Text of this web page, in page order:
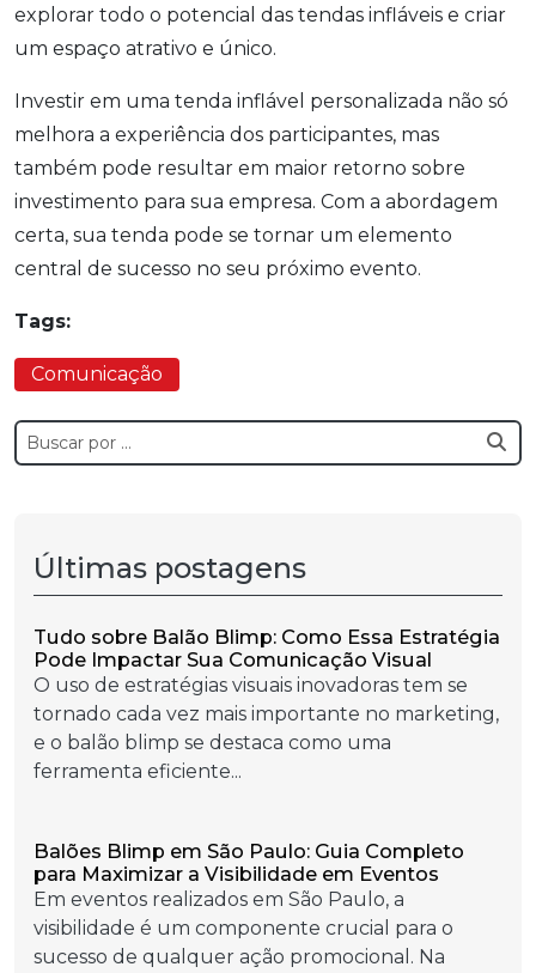
explorar todo o potencial das tendas infláveis e criar
um espaço atrativo e único.
Investir em uma tenda inflável personalizada não só
melhora a experiência dos participantes, mas
também pode resultar em maior retorno sobre
investimento para sua empresa. Com a abordagem
certa, sua tenda pode se tornar um elemento
central de sucesso no seu próximo evento.
Tags:
Comunicação
Últimas postagens
Tudo sobre Balão Blimp: Como Essa Estratégia
Pode Impactar Sua Comunicação Visual
O uso de estratégias visuais inovadoras tem se
tornado cada vez mais importante no marketing,
e o balão blimp se destaca como uma
ferramenta eficiente...
Balões Blimp em São Paulo: Guia Completo
para Maximizar a Visibilidade em Eventos
Em eventos realizados em São Paulo, a
visibilidade é um componente crucial para o
sucesso de qualquer ação promocional. Na